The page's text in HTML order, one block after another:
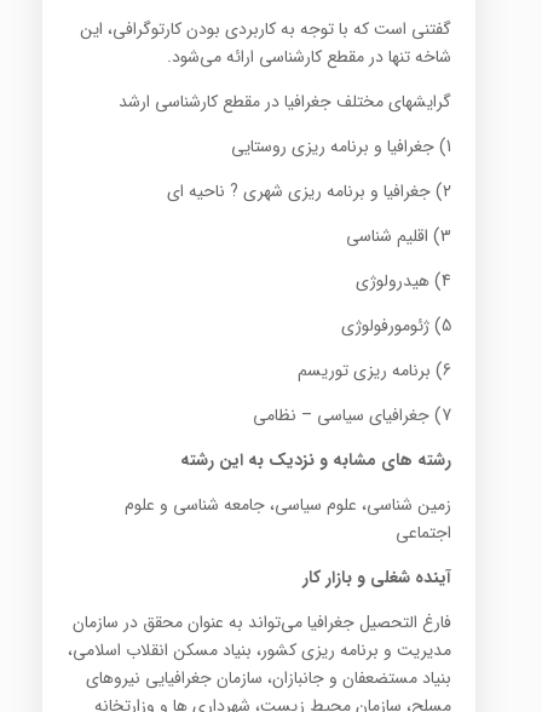
گفتنی است که با توجه به کاربردی بودن کارتوگرافی، این
شاخه تنها در مقطع کارشناسی ارائه می‌شود.
گرایشهای مختلف جغرافیا در مقطع کارشناسی ارشد
1) جغرافیا و برنامه ریزی روستایی
2) جغرافیا و برنامه ریزی شهری ? ناحیه ای
3) اقلیم شناسی
4) هیدرولوژی
5) ژئومورفولوژی
6) برنامه ریزی توریسم
7) جغرافیای سیاسی – نظامی
رشته های مشابه و نزدیک به این رشته
زمین شناسی، علوم سیاسی، جامعه شناسی و علوم
اجتماعی
آینده شغلی و بازار کار
فارغ التحصیل جغرافیا می‌تواند به عنوان محقق در سازمان
مدیریت و برنامه ریزی کشور، بنیاد مسکن انقلاب اسلامی،
بنیاد مستضعفان و جانبازان، سازمان جغرافیایی نیروهای
مسلح، سازمان محیط زیست، شهرداری ها و وزارتخانه